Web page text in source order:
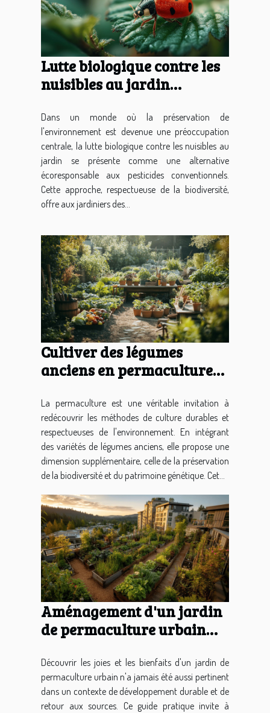
Lutte biologique contre les
nuisibles au jardin
pesticides
Dans un monde où la préservation de
l'environnement est devenue une préoccupation
centrale, la lutte biologique contre les nuisibles au
jardin se présente comme une alternative
écoresponsable aux pesticides conventionnels.
Cette approche, respectueuse de la biodiversité,
offre aux jardiniers des...
Cultiver des légumes
anciens en permaculture
un jardin durable
La permaculture est une véritable invitation à
redécouvrir les méthodes de culture durables et
respectueuses de l'environnement. En intégrant
des variétés de légumes anciens, elle propose une
dimension supplémentaire, celle de la préservation
de la biodiversité et du patrimoine génétique. Cet...
Aménagement d'un jardin
de permaculture urbain
Découvrir les joies et les bienfaits d'un jardin de
permaculture urbain n'a jamais été aussi pertinent
dans un contexte de développement durable et de
retour aux sources. Ce guide pratique invite à